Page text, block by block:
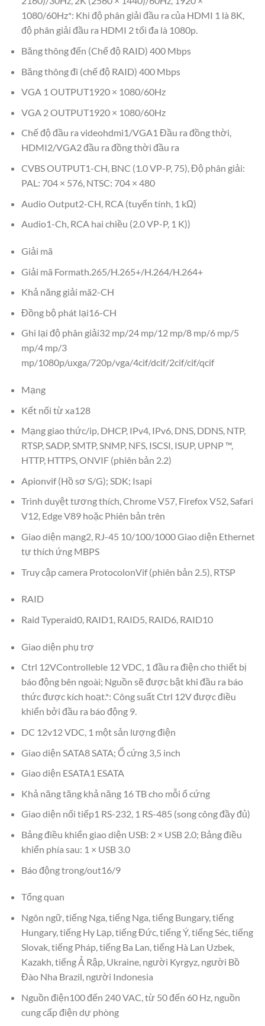
1080/60Hz*: Khi độ phân giải đầu ra của HDMI 1 là 8K,
độ phân giải đầu ra HDMI 2 tối đa là 1080p.
Băng thông đến (Chế độ RAID) 400 Mbps
Băng thông đi (chế độ RAID) 400 Mbps
VGA 1 OUTPUT1920 × 1080/60Hz
VGA 2 OUTPUT1920 × 1080/60Hz
Chế độ đầu ra videohdmi1/VGA1 Đầu ra đồng thời,
HDMI2/VGA2 đầu ra đồng thời đầu ra
CVBS OUTPUT1-CH, BNC (1.0 VP-P, 75), Độ phân giải:
PAL: 704 × 576, NTSC: 704 × 480
Audio Output2-CH, RCA (tuyến tính, 1 kΩ)
Audio1-Ch, RCA hai chiều (2.0 VP-P, 1 K))
Giải mã
Giải mã Formath.265/H.265+/H.264/H.264+
Khả năng giải mã2-CH
Đồng bộ phát lại16-CH
Ghi lại độ phân giải32 mp/24 mp/12 mp/8 mp/6 mp/5
mp/4 mp/3
mp/1080p/uxga/720p/vga/4cif/dcif/2cif/cif/qcif
Mạng
Kết nối từ xa128
Mạng giao thức/ip, DHCP, IPv4, IPv6, DNS, DDNS, NTP,
RTSP, SADP, SMTP, SNMP, NFS, ISCSI, ISUP, UPNP ™,
HTTP, HTTPS, ONVIF (phiên bản 2.2)
Apionvif (Hồ sơ S/G); SDK; Isapi
Trình duyệt tương thích, Chrome V57, Firefox V52, Safari
V12, Edge V89 hoặc Phiên bản trên
Giao diện mạng2, RJ-45 10/100/1000 Giao diện Ethernet
tự thích ứng MBPS
Truy cập camera ProtocolonVif (phiên bản 2.5), RTSP
RAID
Raid Typeraid0, RAID1, RAID5, RAID6, RAID10
Giao diện phụ trợ
Ctrl 12VControlleble 12 VDC, 1 đầu ra điện cho thiết bị
báo động bên ngoài; Nguồn sẽ được bật khi đầu ra báo
thức được kích hoạt.*: Công suất Ctrl 12V được điều
khiển bởi đầu ra báo động 9.
DC 12v12 VDC, 1 một sản lượng điện
Giao diện SATA8 SATA; Ổ cứng 3,5 inch
Giao diện ESATA1 ESATA
Khả năng tăng khả năng 16 TB cho mỗi ổ cứng
Giao diện nối tiếp1 RS-232, 1 RS-485 (song công đầy đủ)
Bảng điều khiển giao diện USB: 2 × USB 2.0; Bảng điều
khiển phía sau: 1 × USB 3.0
Báo động trong/out16/9
Tổng quan
Ngôn ngữ, tiếng Nga, tiếng Nga, tiếng Bungary, tiếng
Hungary, tiếng Hy Lạp, tiếng Đức, tiếng Ý, tiếng Séc, tiếng
Slovak, tiếng Pháp, tiếng Ba Lan, tiếng Hà Lan Uzbek,
Kazakh, tiếng Ả Rập, Ukraine, người Kyrgyz, người Bồ
Đào Nha Brazil, người Indonesia
Nguồn điện100 đến 240 VAC, từ 50 đến 60 Hz, nguồn
cung cấp điện dự phòng